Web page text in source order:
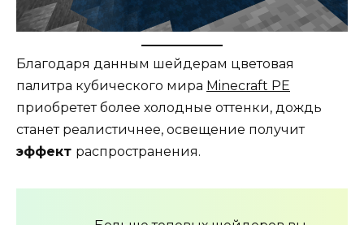
Благодаря данным шейдерам цветовая
палитра кубического мира Minecraft PE
приобретет более холодные оттенки, дождь
станет реалистичнее, освещение получит
эффект распространения.